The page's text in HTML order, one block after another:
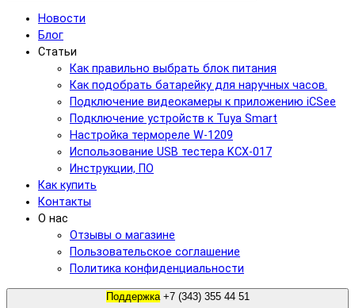
Новости
Блог
Статьи
Как правильно выбрать блок питания
Как подобрать батарейку для наручных часов.
Подключение видеокамеры к приложению iCSee
Подключение устройств к Tuya Smart
Настройка термореле W-1209
Использование USB тестера KCX-017
Инструкции, ПО
Как купить
Контакты
О нас
Отзывы о магазине
Пользовательское соглашение
Политика конфиденциальности
Поддержка +7 (343) 355 44 51